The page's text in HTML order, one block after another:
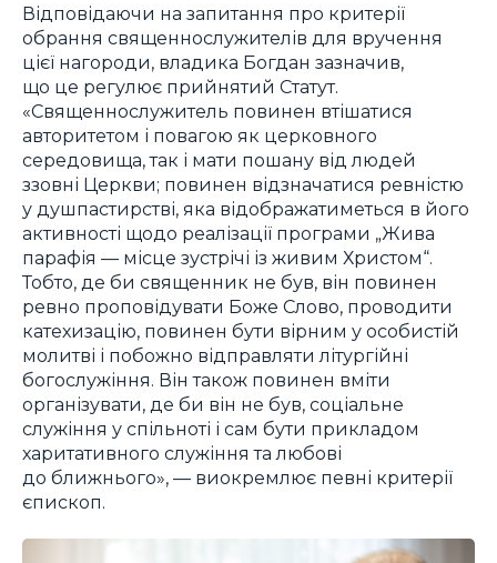
Відповідаючи на запитання про критерії
обрання священнослужителів для вручення
цієї нагороди, владика Богдан зазначив,
що це регулює прийнятий Статут.
«Священнослужитель повинен втішатися
авторитетом і повагою як церковного
середовища, так і мати пошану від людей
ззовні Церкви; повинен відзначатися ревністю
у душпастирстві, яка відображатиметься в його
активності щодо реалізації програми „Жива
парафія — місце зустрічі із живим Христом“.
Тобто, де би священник не був, він повинен
ревно проповідувати Боже Слово, проводити
катехизацію, повинен бути вірним у особистій
молитві і побожно відправляти літургійні
богослужіння. Він також повинен вміти
організувати, де би він не був, соціальне
служіння у спільноті і сам бути прикладом
харитативного служіння та любові
до ближнього», — виокремлює певні критерії
єпископ.